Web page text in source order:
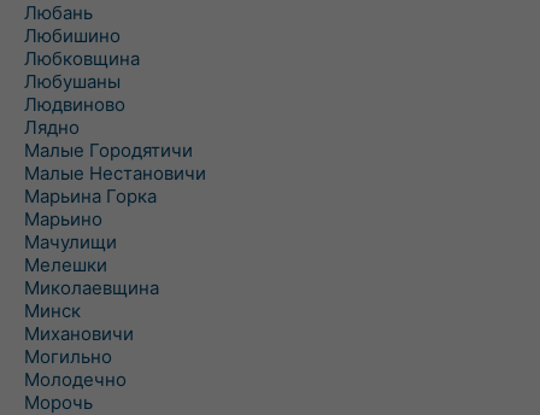
Любань
Любишино
Любковщина
Любушаны
Людвиново
Лядно
Малые Городятичи
Малые Нестановичи
Марьина Горка
Марьино
Мачулищи
Мелешки
Миколаевщина
Минск
Михановичи
Могильно
Молодечно
Морочь